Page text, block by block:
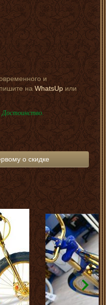
и
на WhatsUpили
о скидке